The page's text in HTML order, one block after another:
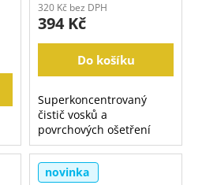
320 Kč bez DPH
394 Kč
Do košíku
Superkoncentrovaný
čistič vosků a
povrchových ošetření
novinka